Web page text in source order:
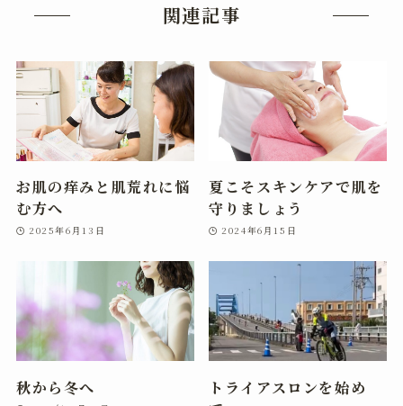
関連記事
お肌の痒みと肌荒れに悩
む方へ
2025年6月13日
夏こそスキンケアで肌を
守りましょう
2024年6月15日
秋から冬へ
トライアスロンを始め